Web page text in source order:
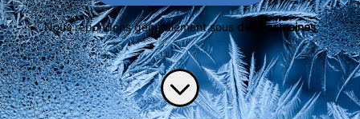
Nous répondons généralement sous deux semaines